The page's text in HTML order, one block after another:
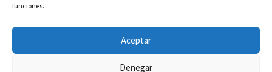
funciones.
Aceptar
Denegar
Distribuidores en México y Octaedro internacional